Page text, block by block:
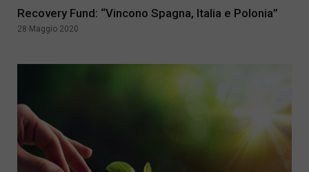
Recovery Fund: “Vincono Spagna, Italia e Polonia”
28 Maggio 2020